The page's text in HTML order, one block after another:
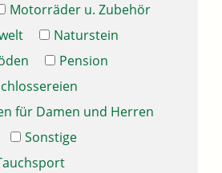
Motorräder u. Zubehör
Naturstein
Pension
für Damen und Herren
Sonstige